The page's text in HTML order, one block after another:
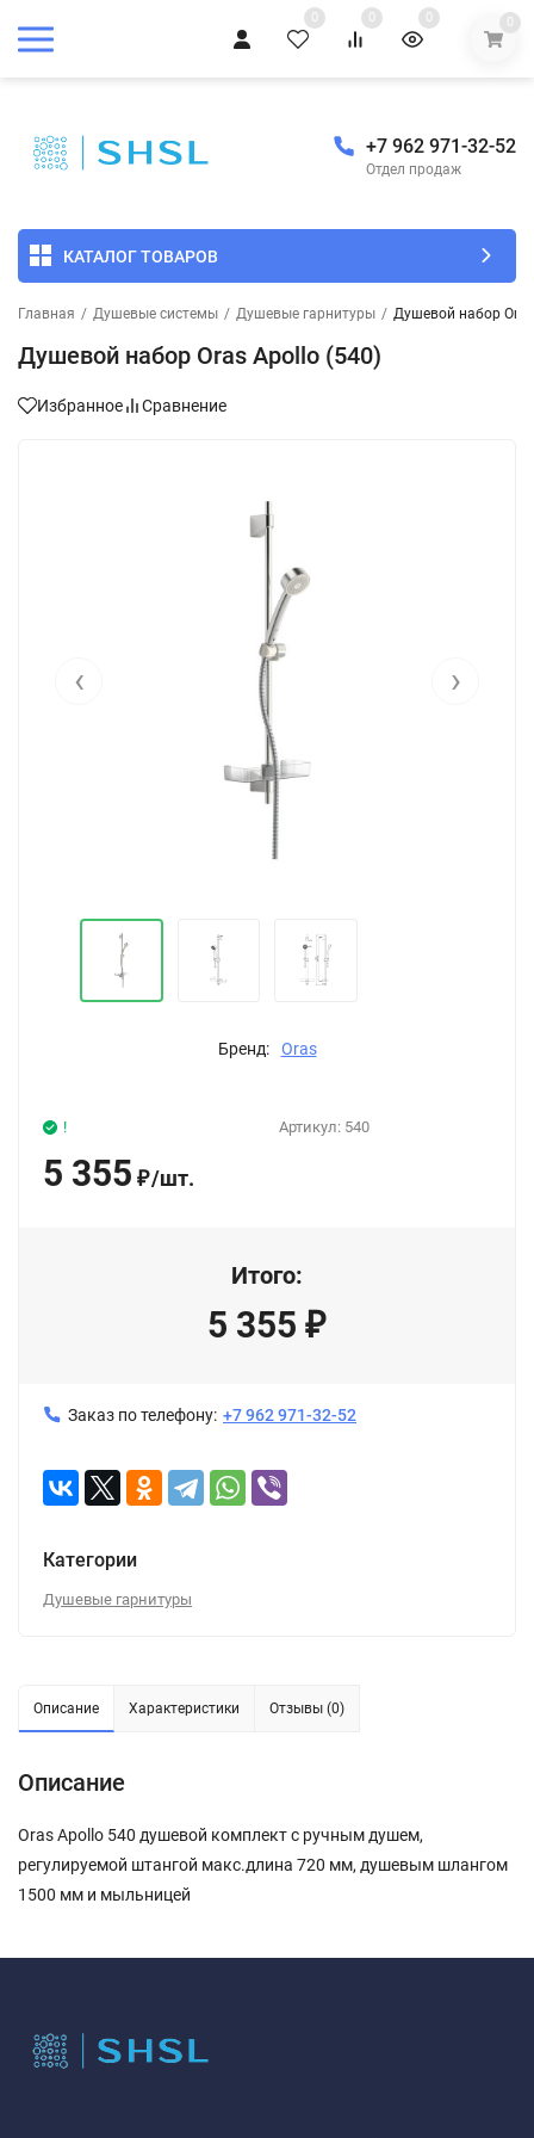
0 0 0 0
+7 962 971-32-52
Отдел продаж
КАТАЛОГ ТОВАРОВ
Главная / Душевые системы / Душевые гарнитуры / Душевой набор
Душевой набор Oras Apollo (540)
Избранное Сравнение
‹ ›
Бренд: Oras
Артикул: 540
!
5 355 ₽/шт.
Итого:
5 355 ₽
Заказ по телефону: +7 962 971-32-52
Категории
Душевые гарнитуры
Описание Характеристики Отзывы (0)
Описание
Oras Apollo 540 душевой комплект с ручным душем,
регулируемой штангой макс.длина 720 мм, душевым шлангом
1500 мм и мыльницей